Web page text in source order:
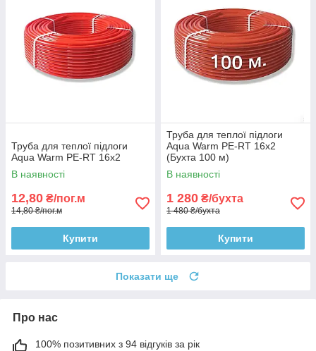
Труба для теплої підлоги
Aqua Warm PE-RT 16х2
В наявності
12,80 ₴/пог.м
14,80 ₴/пог.м
Купити
Труба для теплої підлоги
Aqua Warm PE-RT 16х2
(Бухта 100 м)
В наявності
1 280 ₴/бухта
1 480 ₴/бухта
Купити
Показати ще
Про нас
100% позитивних з 94 відгуків за рік